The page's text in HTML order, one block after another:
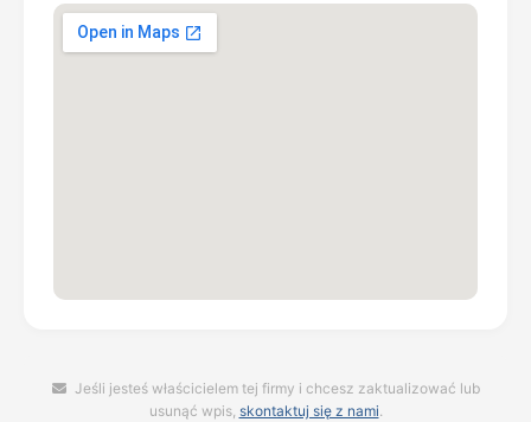
Jeśli jesteś właścicielem tej firmy i chcesz zaktualizować lub
usunąć wpis, skontaktuj się z nami.